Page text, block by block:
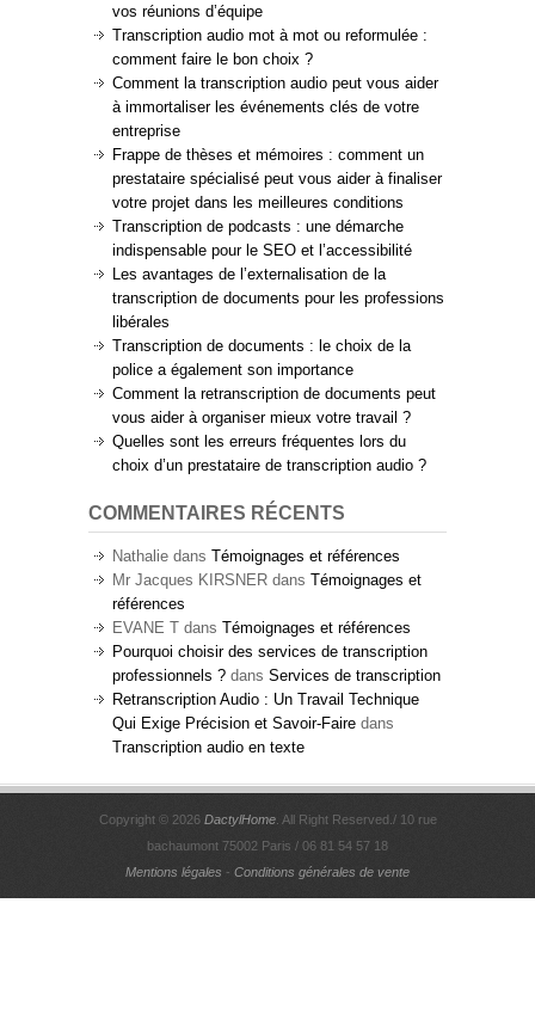
vos réunions d’équipe
Transcription audio mot à mot ou reformulée :
comment faire le bon choix ?
Comment la transcription audio peut vous aider
à immortaliser les événements clés de votre
entreprise
Frappe de thèses et mémoires : comment un
prestataire spécialisé peut vous aider à finaliser
votre projet dans les meilleures conditions
Transcription de podcasts : une démarche
indispensable pour le SEO et l’accessibilité
Les avantages de l’externalisation de la
transcription de documents pour les professions
libérales
Transcription de documents : le choix de la
police a également son importance
Comment la retranscription de documents peut
vous aider à organiser mieux votre travail ?
Quelles sont les erreurs fréquentes lors du
choix d’un prestataire de transcription audio ?
COMMENTAIRES RÉCENTS
Nathalie dans Témoignages et références
Mr Jacques KIRSNER dans Témoignages et
références
EVANE T dans Témoignages et références
Pourquoi choisir des services de transcription
professionnels ? dans Services de transcription
Retranscription Audio : Un Travail Technique
Qui Exige Précision et Savoir-Faire dans
Transcription audio en texte
Copyright © 2026 DactylHome. All Right Reserved./ 10 rue
bachaumont 75002 Paris / 06 81 54 57 18
Mentions légales - Conditions générales de vente